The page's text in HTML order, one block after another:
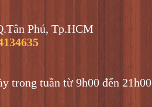
Phú, Tp.HCM
trong tuần từ 9h00 đến 21h00